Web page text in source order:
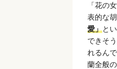
「花の
表的な
愛」と
できそ
れるん
蘭全般